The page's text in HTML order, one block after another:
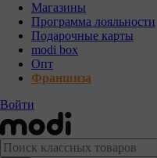
Магазины
Программа лояльности
Подарочные карты
modi box
Опт
Франшиза
Войти